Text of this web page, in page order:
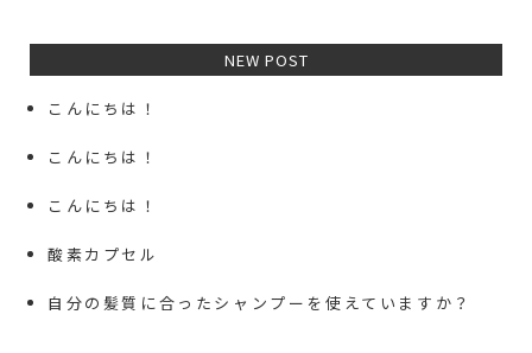
NEW POST
こんにちは！
こんにちは！
こんにちは！
酸素カプセル
自分の髪質に合ったシャンプーを使えていますか？